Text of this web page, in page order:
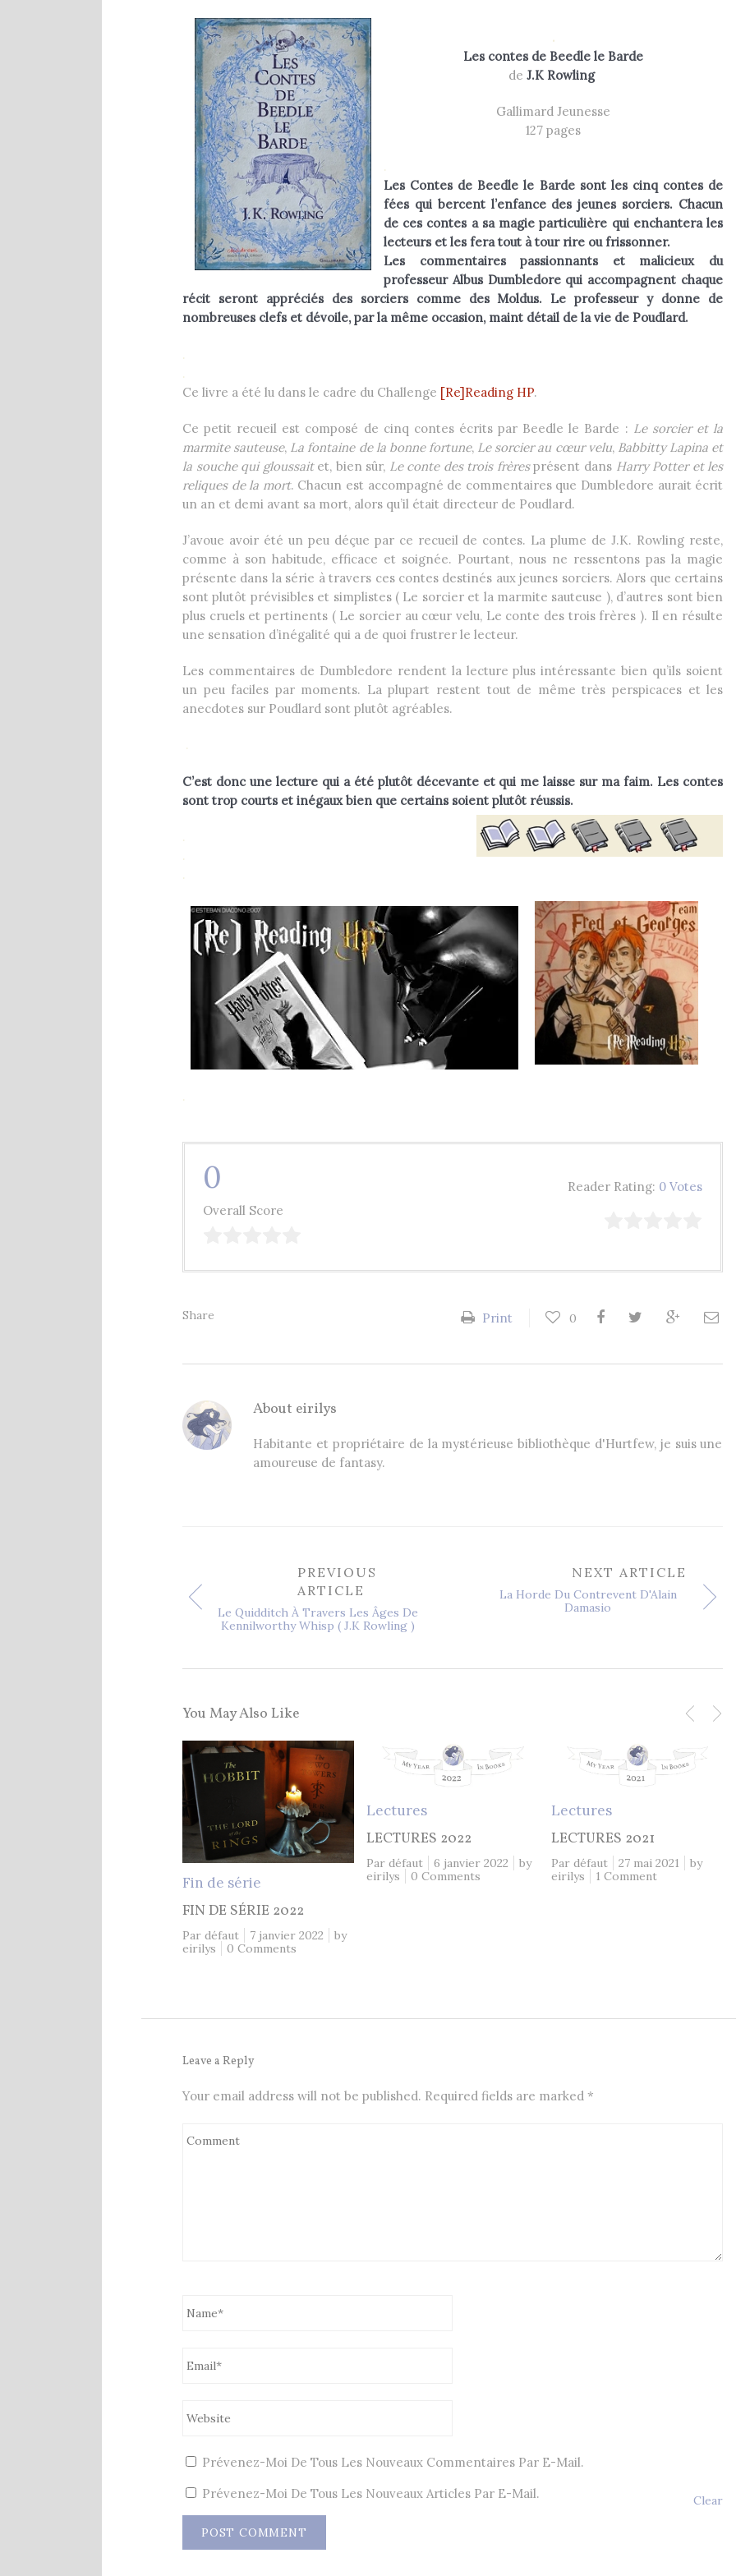
.
Les contes de Beedle le Barde
deJ.K Rowling
Gallimard Jeunesse
127 pages
.
Les Contes de Beedle le Barde sont les cinq contes de
fées qui bercent l’enfance des jeunes sorciers. Chacun
de ces contes a sa magie particulière qui enchantera les
lecteurs et les fera tout à tour rire ou frissonner.
Les commentaires passionnants et malicieux du
professeur Albus Dumbledore qui accompagnent chaque
récit seront appréciés des sorciers comme des Moldus. Le professeur y donne de
nombreuses clefs et dévoile, par la même occasion, maint détail de la vie de Poudlard.
.
.
Ce livre a été lu dans le cadre du Challenge [Re]Reading HP.
Ce petit recueil est composé de cinq contes écrits par Beedle le Barde : Le sorcier et la
marmite sauteuse, La fontaine de la bonne fortune, Le sorcier au cœur velu, Babbitty Lapina et
la souche qui gloussaitet, bien sûr, Le conte des trois frèresprésent dans Harry Potter et les
reliques de la mort. Chacun est accompagné de commentaires que Dumbledore aurait écrit
un an et demi avant sa mort, alors qu’il était directeur de Poudlard.
J’avoue avoir été un peu déçue par ce recueil de contes. La plume de J.K. Rowling reste,
comme à son habitude, efficace et soignée. Pourtant, nous ne ressentons pas la magie
présente dans la série à travers ces contes destinés aux jeunes sorciers. Alors que certains
sont plutôt prévisibles et simplistes ( Le sorcier et la marmite sauteuse ), d’autres sont bien
plus cruels et pertinents ( Le sorcier au cœur velu, Le conte des trois frères ). Il en résulte
une sensation d’inégalité qui a de quoi frustrer le lecteur.
Les commentaires de Dumbledore rendent la lecture plus intéressante bien qu’ils soient
un peu faciles par moments. La plupart restent tout de même très perspicaces et les
anecdotes sur Poudlard sont plutôt agréables.
.
C’est donc une lecture qui a été plutôt décevante et qui me laisse sur ma faim. Les contes
sont trop courts et inégaux bien que certains soient plutôt réussis.
.
.
.
.
0
Overall Score
Reader Rating: 0 Votes
Share Print 0
About eirilys
Habitante et propriétaire de la mystérieuse bibliothèque d'Hurtfew, je suis une
amoureuse de fantasy.
PREVIOUS
ARTICLE
Le Quidditch À Travers Les Âges De
Kennilworthy Whisp ( J.K Rowling )
NEXT ARTICLE
La Horde Du Contrevent D'Alain
Damasio
You May Also Like
Fin de série
FIN DE SÉRIE 2022
Par défaut 7 janvier 2022
by
eirilys
0 Comments
Lectures
LECTURES 2022
Par défaut 6 janvier 2022
by
eirilys
0 Comments
Lectures
LECTURES 2021
Par défaut 27 mai 2021
by
eirilys
1 Comment
Leave a Reply
Your email address will not be published. Required fields are marked *
Prévenez-Moi De Tous Les Nouveaux Commentaires Par E-Mail.
Prévenez-Moi De Tous Les Nouveaux Articles Par E-Mail.
Clear